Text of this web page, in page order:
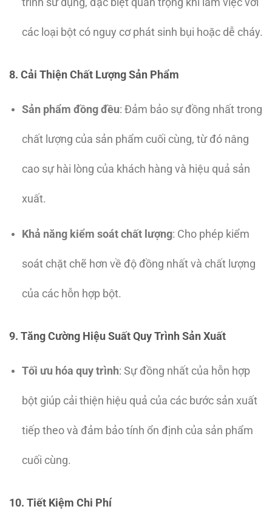
các loại bột có nguy cơ phát sinh bụi hoặc dễ cháy.
8. Cải Thiện Chất Lượng Sản Phẩm
Sản phẩm đồng đều: Đảm bảo sự đồng nhất trong
chất lượng của sản phẩm cuối cùng, từ đó nâng
cao sự hài lòng của khách hàng và hiệu quả sản
xuất.
Khả năng kiểm soát chất lượng: Cho phép kiểm
soát chặt chẽ hơn về độ đồng nhất và chất lượng
của các hỗn hợp bột.
9. Tăng Cường Hiệu Suất Quy Trình Sản Xuất
Tối ưu hóa quy trình: Sự đồng nhất của hỗn hợp
bột giúp cải thiện hiệu quả của các bước sản xuất
tiếp theo và đảm bảo tính ổn định của sản phẩm
cuối cùng.
10. Tiết Kiệm Chi Phí